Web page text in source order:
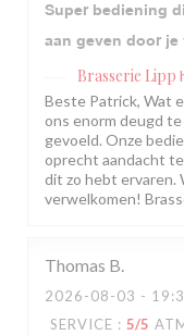
Super bediening
aan geven door je
Brasserie Lipp
Beste Patrick, Wat
ons enorm deugd
gevoeld. Onze
oprecht aandacht
dit zo hebt ervaren.
verwelkomen!
Thomas B
2026-08-03 -
SERVICE : 5/5